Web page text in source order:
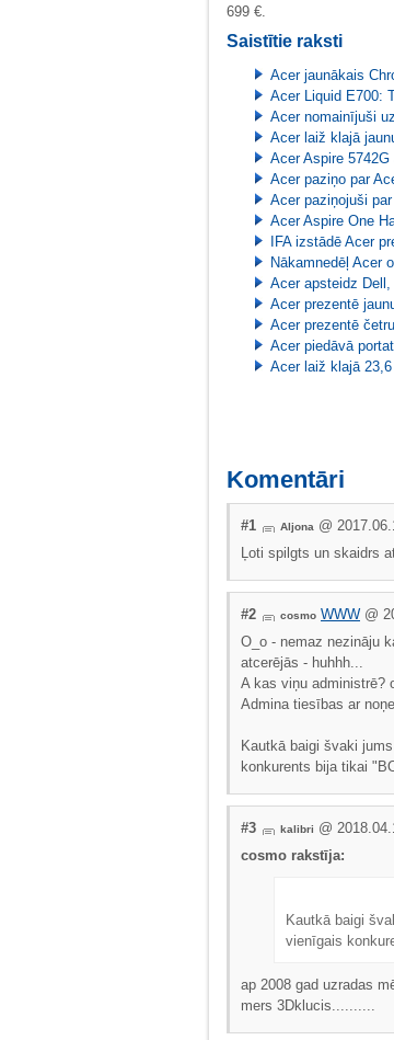
699 €.
Saistītie raksti
Acer jaunākais
Acer Liquid E700:
Acer nomainījuši
Acer laiž klajā
Acer Aspire 5742G
Acer paziņo par
Acer paziņojuši
Acer Aspire One
IFA izstādē Acer
Nākamnedēļ Acer
Acer apsteidz
Acer prezentē
Acer prezentē
Acer piedāvā
Acer laiž klajā
Komentāri
#1 Aljona @
Ļoti spilgts un skaidrs
#2 cosmo WWW @
O_o - nemaz nezināju
atcerējās - huhhh...
A kas viņu administrē?
Admina tiesības ar
Kautkā baigi švaki
konkurents bija tikai
#3 kalibri @
cosmo rakstīja:
Kautkā baigi
vienīgais
ap 2008 gad uzradas
mers 3Dklucis..........